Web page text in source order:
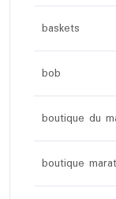
baskets
bob
boutique du
boutique